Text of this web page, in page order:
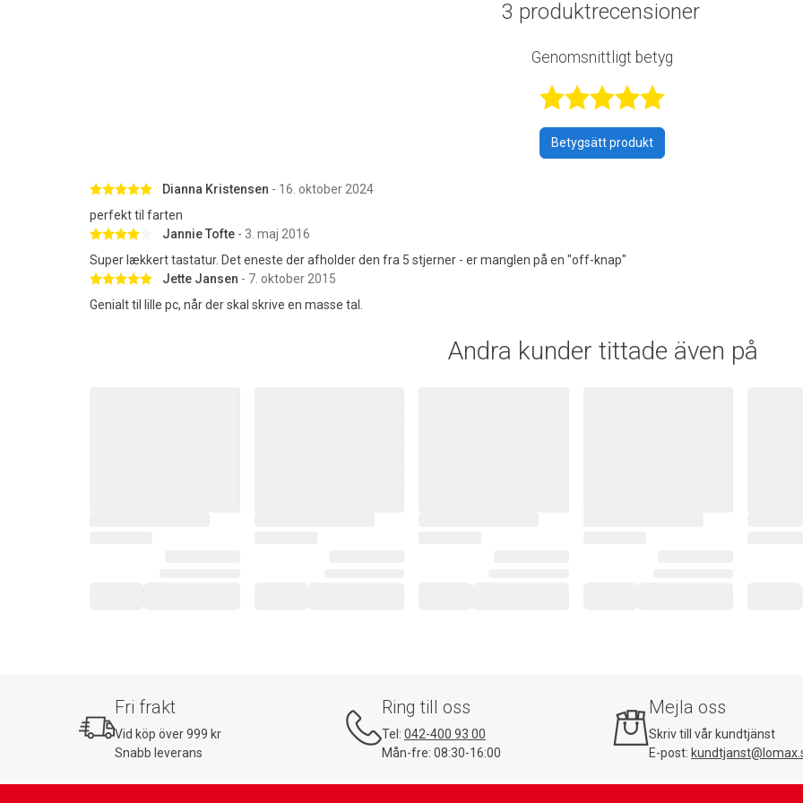
3 produktrecensioner
Genomsnittligt betyg
Betygsatt
Betygsätt produkt
Betygsatt 5 av 5 stjärnor
Dianna Kristensen - 16. oktober 2024
perfekt til farten
Betygsatt 4 av 5 stjärnor
Jannie Tofte - 3. maj 2016
Super lækkert tastatur. Det eneste der afholder den fra 5 stjerner - er manglen på en "off-knap"
Betygsatt 5 av 5 stjärnor
Jette Jansen - 7. oktober 2015
Genialt til lille pc, når der skal skrive en masse tal.
Andra kunder tittade även på
Fri frakt
Vid köp över 999 kr
Snabb leverans
Ring till oss
Tel: 042-400 93 00
Mån-fre: 08:30-16:00
Mejla oss
Skriv till vår kundtjänst
E-post: